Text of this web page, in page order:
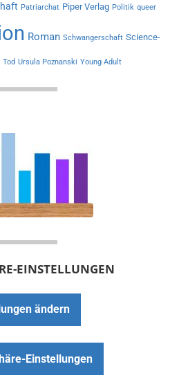
Patriarchat Piper Verlag Politik queer
Roman Schwangerschaft Science-
Tod Ursula Poznanski Young Adult
EINSTELLUNGEN
ändern
Einstellungen